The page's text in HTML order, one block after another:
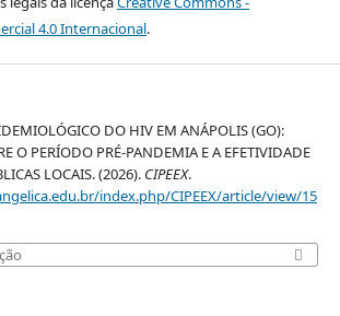
4.0 Internacional.
DO HIV EM ANÁPOLIS (GO):
O PERÍODO PRÉ-PANDEMIA E A EFETIVIDADE
LOCAIS. (2026). CIPEEX.
index.php/CIPEEX/article/view/15